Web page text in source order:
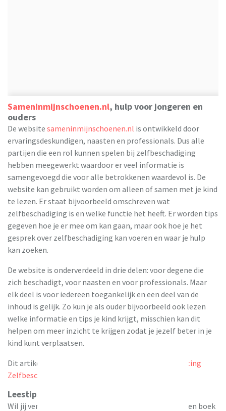
Sameninmijnschoenen.nl, hulp voor jongeren en
ouders
De website sameninmijnschoenen.nl is ontwikkeld door
ervaringsdeskundigen, naasten en professionals. Dus alle
partijen die een rol kunnen spelen bij zelfbeschadiging
hebben meegewerkt waardoor er veel informatie is
samengevoegd die voor alle betrokkenen waardevol is. De
website kan gebruikt worden om alleen of samen met je kind
te lezen. Er staat bijvoorbeeld omschreven wat
zelfbeschadiging is en welke functie het heeft. Er worden tips
gegeven hoe je er mee om kan gaan, maar ook hoe je het
gesprek over zelfbeschadiging kan voeren en waar je hulp
kan zoeken.
De website is onderverdeeld in drie delen: voor degene die
zich beschadigt, voor naasten en voor professionals. Maar
elk deel is voor iedereen toegankelijk en een deel van de
inhoud is gelijk. Zo kun je als ouder bijvoorbeeld ook lezen
welke informatie en tips je kind krijgt, misschien kan dit
helpen om meer inzicht te krijgen zodat je jezelf beter in je
kind kunt verplaatsen.
Dit artikel is geschreven in samenwerking met
Stichting
Zelfbeschadiging
Leestips van de redactie
Wil jij verder lezen over zelfbeschadiging of zoek je een boek